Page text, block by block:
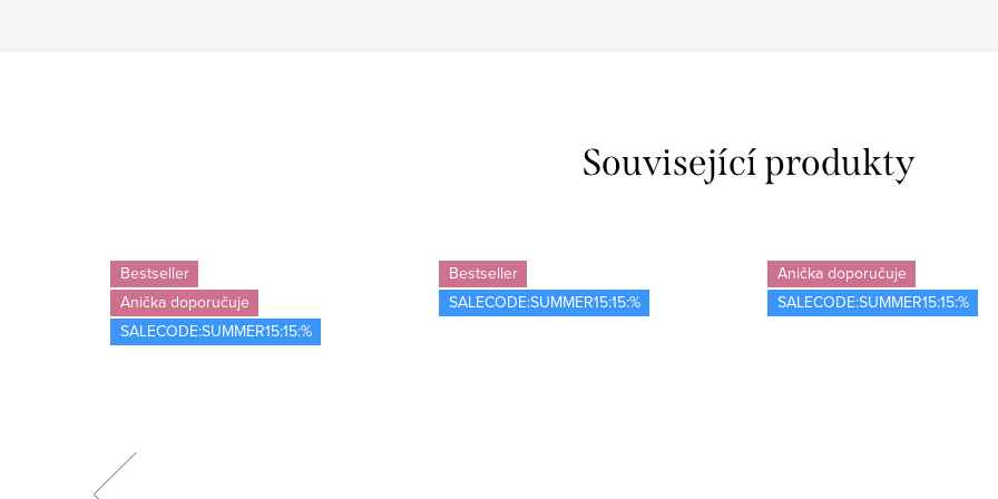
Související produkty
Bestseller
Anička doporučuje
SALECODE:SUMMER15:15:%
Bestseller
SALECODE:SUMMER15:15:%
Anička doporučuje
SALECODE:SUMMER15:15:%